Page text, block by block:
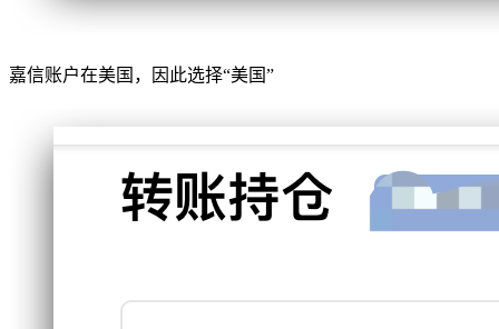
嘉信账户在美国，因此选择“美国”